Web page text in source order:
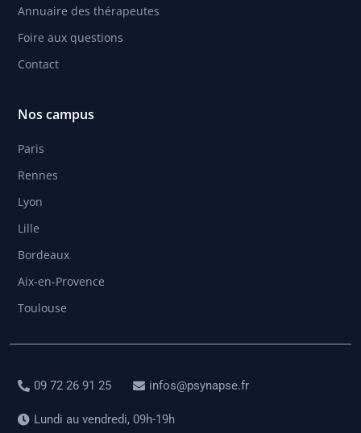
Annuaire des thérapeutes
Foire aux questions
Contact
Nos campus
Paris
Rennes
Lyon
Lille
Bordeaux
Aix-en-Provence
Toulouse
09 72 26 91 25 infos@psynapse.fr
Lundi au vendredi, 09h-19h